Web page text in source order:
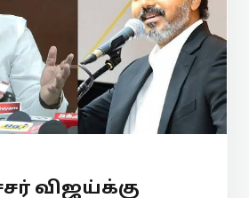
விஜய்க்கு